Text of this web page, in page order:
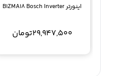
اینورتر B1ZMA18 Bosch Inverter
29,947,500تومان